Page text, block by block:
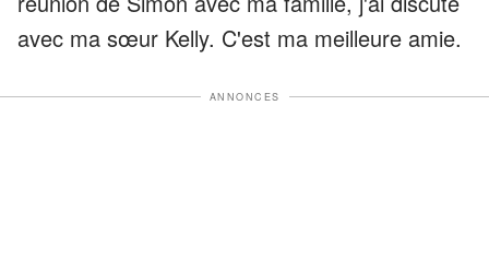
avec ma sœur Kelly. C'est ma meilleure amie.
ANNONCES